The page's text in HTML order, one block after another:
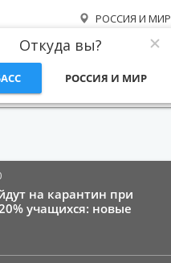
РОССИЯ И МИР
Откуда вы?
РОССИЯ И МИР
на карантин при
учащихся: новые